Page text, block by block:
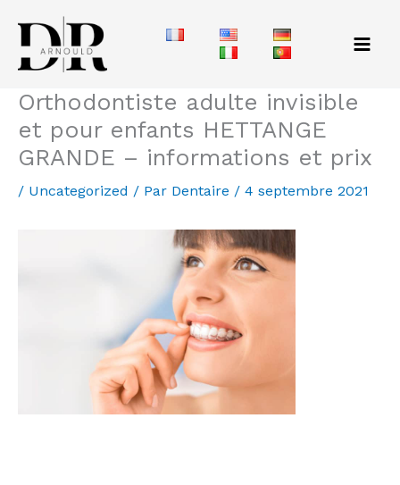
contenu
Orthodontiste adulte invisible
et pour enfants HETTANGE
GRANDE – informations et prix
/ Uncategorized / Par Dentaire / 4 septembre 2021